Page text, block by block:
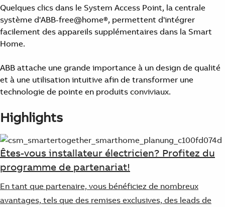
Quelques clics dans le System Access Point, la centrale
système d'ABB-free@home®, permettent d'intégrer
facilement des appareils supplémentaires dans la Smart
Home.
ABB attache une grande importance à un design de qualité
et à une utilisation intuitive afin de transformer une
technologie de pointe en produits conviviaux.
Highlights
Êtes-vous installateur électricien? Profitez du
programme de partenariat!
En tant que partenaire, vous bénéficiez de nombreux
avantages, tels que des remises exclusives, des leads de